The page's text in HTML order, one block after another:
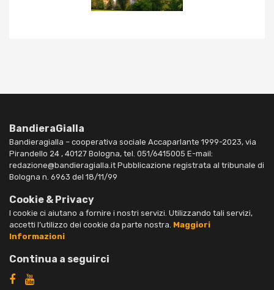
BandieraGialla
Bandieragialla – cooperativa sociale Accaparlante 1999-2023, via
Pirandello 24 , 40127 Bologna, tel. 051/6415005 E-mail:
redazione@bandieragialla.it Pubblicazione registrata al tribunale di
Bologna n. 6963 del 18/11/99
Cookie & Privacy
I cookie ci aiutano a fornire i nostri servizi. Utilizzando tali servizi,
accetti l’utilizzo dei cookie da parte nostra. Maggiori
Informazioni
Continua a seguirci